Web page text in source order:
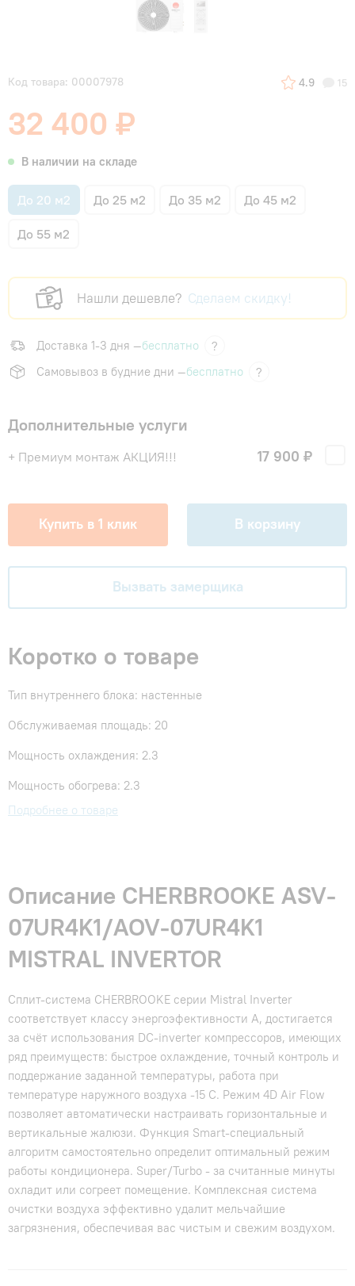
Код товара: 00007978 4.9 15
32 400 ₽
В наличии на складе
До 20 м2 До 25 м2 До 35 м2 До 45 м2
До 55 м2
Нашли дешевле? Сделаем скидку!
Доставка 1-3 дня —бесплатно
?
Самовывоз в будние дни —бесплатно ?
Дополнительные услуги
+ Премиум монтаж АКЦИЯ!!! 17 900 ₽
Купить в 1 клик В корзину
Вызвать замерщика
Коротко о товаре
Тип внутреннего блока: настенные
Обслуживаемая площадь: 20
Мощность охлаждения: 2.3
Мощность обогрева: 2.3
Подробнее о товаре
Описание CHERBROOKE ASV-
07UR4K1/AOV-07UR4K1
MISTRAL INVERTOR
Сплит-система CHERBROOKE серии Mistral Inverter
соответствует классу энергоэфективности А, достигается
за счёт использования DC-inverter компрессоров, имеющих
ряд преимуществ: быстрое охлаждение, точный контроль и
поддержание заданной температуры, работа при
температуре наружного воздуха -15 С. Режим 4D Air Flow
позволяет автоматически настраивать горизонтальные и
вертикальные жалюзи. Функция Smart-специальный
алгоритм самостоятельно определит оптимальный режим
работы кондиционера. Super/Turbo - за считанные минуты
охладит или согреет помещение. Комплексная система
очистки воздуха эффективно удалит мельчайшие
загрязнения, обеспечивая вас чистым и свежим воздухом.